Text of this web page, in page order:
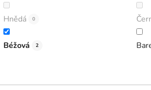
Hnědá 0
Béžová 2